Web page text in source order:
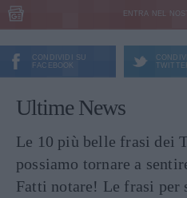
ENTRA NEL
CONDIVIDI SU
FACEBOOK
Ultime News
Le 10 più belle frasi dei
possiamo tornare a
Fatti notare! Le frasi per